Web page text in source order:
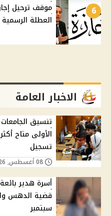
6
العطلة
الاخبار العامة
الأولى متاح
تسجيل
أسرة هدير
سبتمبر